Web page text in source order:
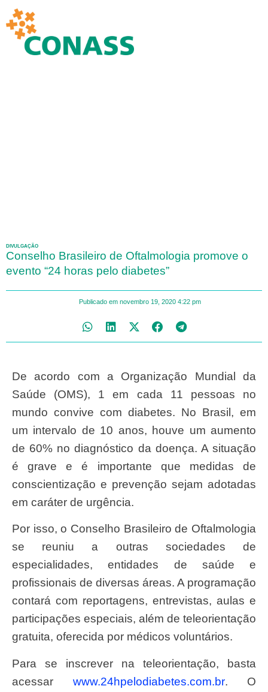
DIVULGAÇÃO
Conselho Brasileiro de Oftalmologia promove o
evento “24 horas pelo diabetes”
Publicado em novembro 19, 2020 4:22 pm
De acordo com a Organização Mundial da
Saúde (OMS), 1 em cada 11 pessoas no
mundo convive com diabetes. No Brasil, em
um intervalo de 10 anos, houve um aumento
de 60% no diagnóstico da doença. A situação
é grave e é importante que medidas de
conscientização e prevenção sejam adotadas
em caráter de urgência.
Por isso, o Conselho Brasileiro de Oftalmologia
se reuniu a outras sociedades de
especialidades, entidades de saúde e
profissionais de diversas áreas. A programação
contará com reportagens, entrevistas, aulas e
participações especiais, além de teleorientação
gratuita, oferecida por médicos voluntários.
Para se inscrever na teleorientação, basta
acessar www.24hpelodiabetes.com.br. O